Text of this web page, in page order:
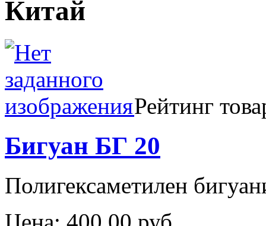
Китай
Рейтинг
Бигуан БГ 20
Полигексаметилен